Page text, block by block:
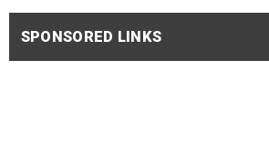
SPONSORED LINKS